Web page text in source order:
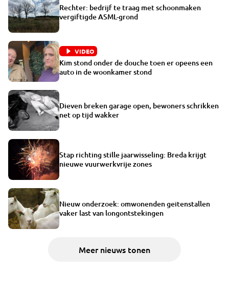
Rechter: bedrijf te traag met schoonmaken
vergiftigde ASML-grond
VIDEO
Kim stond onder de douche toen er opeens een
auto in de woonkamer stond
Dieven breken garage open, bewoners schrikken
net op tijd wakker
Stap richting stille jaarwisseling: Breda krijgt
nieuwe vuurwerkvrije zones
Nieuw onderzoek: omwonenden geitenstallen
vaker last van longontstekingen
Meer nieuws tonen